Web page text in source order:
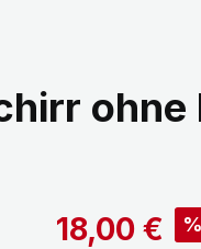
Verkaufspreis:
18,00 € %